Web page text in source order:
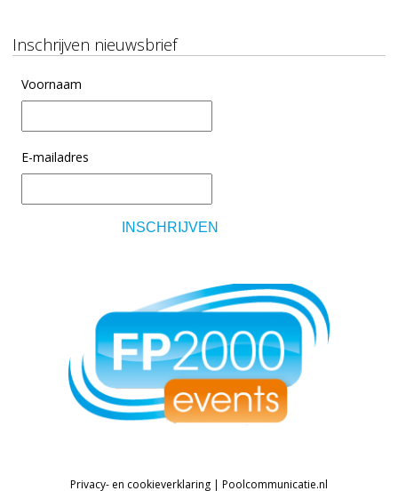
Inschrijven nieuwsbrief
Voornaam
E-mailadres
Privacy- en cookieverklaring | Poolcommunicatie.nl